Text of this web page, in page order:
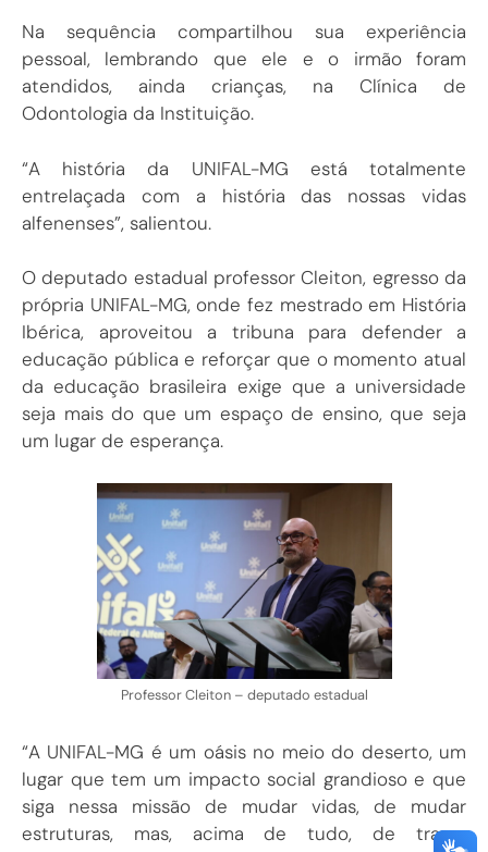
Na sequência compartilhou sua experiência
pessoal, lembrando que ele e o irmão foram
atendidos, ainda crianças, na Clínica de
Odontologia da Instituição.
“A história da UNIFAL-MG está totalmente
entrelaçada com a história das nossas vidas
alfenenses”, salientou.
O deputado estadual professor Cleiton, egresso da
própria UNIFAL-MG, onde fez mestrado em História
Ibérica, aproveitou a tribuna para defender a
educação pública e reforçar que o momento atual
da educação brasileira exige que a universidade
seja mais do que um espaço de ensino, que seja
um lugar de esperança.
Professor Cleiton – deputado estadual
“A UNIFAL-MG é um oásis no meio do deserto, um
lugar que tem um impacto social grandioso e que
siga nessa missão de mudar vidas, de mudar
estruturas, mas, acima de tudo, de trazer